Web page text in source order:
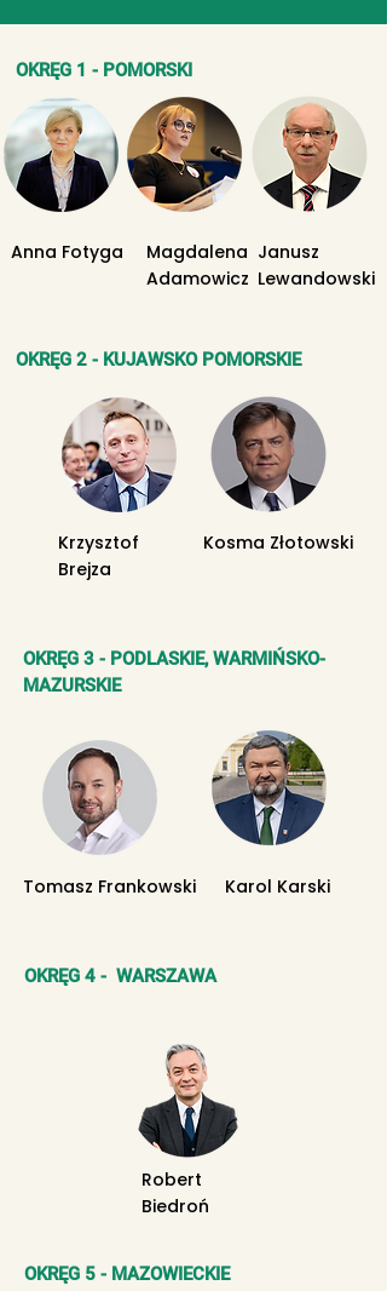
OKRĘG 1 - POMORSKI
Kosma Złotowski
Anna Fotyga
Magdalena
Adamowicz
Janusz
Lewandowski
OKRĘG 2 - KUJAWSKO POMORSKIE
Krzysztof
Brejza
OKRĘG 3 - PODLASKIE, WARMIŃSKO-
MAZURSKIE
Tomasz Frankowski Karol Karski
OKRĘG 4 - WARSZAWA
Robert
Biedroń
OKRĘG 5 - MAZOWIECKIE